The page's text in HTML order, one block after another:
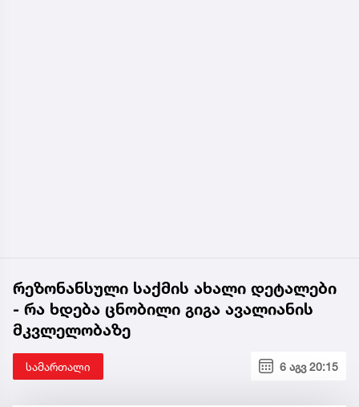
რეზონანსული საქმის ახალი დეტალები
- რა ხდება ცნობილი გიგა ავალიანის
მკვლელობაზე
სამართალი 6 აგვ 20:15